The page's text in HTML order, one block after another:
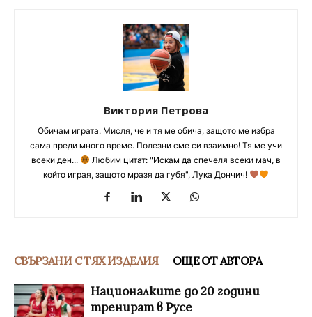
Виктория Петрова
Обичам играта. Мисля, че и тя ме обича, защото ме избра
сама преди много време. Полезни сме си взаимно! Тя ме учи
всеки ден...
Любим цитат: "Искам да спечеля всеки мач, в
който играя, защото мразя да губя", Лука Дончич!
СВЪРЗАНИ С ТЯХ ИЗДЕЛИЯ ОЩЕ ОТ АВТОРА
Националките до 20 години
тренират в Русе